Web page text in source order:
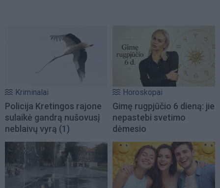
Kriminalai
Policija Kretingos rajone
sulaikė gandrą nušovusį
neblaivų vyrą (1)
Horoskopai
Gimę rugpjūčio 6 dieną: jie
nepastebi svetimo
dėmesio